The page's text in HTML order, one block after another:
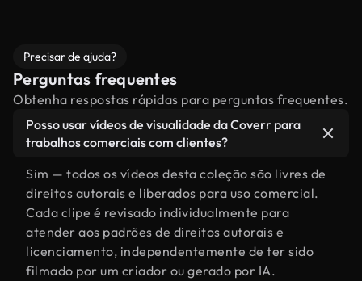
Precisar de ajuda?
Perguntas frequentes
Obtenha respostas rápidas para perguntas frequentes.
Posso usar vídeos de visualidade da Coverr para
trabalhos comerciais com clientes?
Sim — todos os vídeos desta coleção são livres de
direitos autorais e liberados para uso comercial.
Cada clipe é revisado individualmente para
atender aos padrões de direitos autorais e
licenciamento, independentemente de ter sido
filmado por um criador ou gerado por IA.